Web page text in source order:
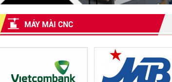
MÁY MÀI CNC